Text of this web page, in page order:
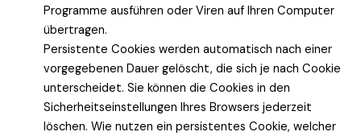
Programme ausführen oder Viren auf Ihren Computer
übertragen.
Persistente Cookies werden automatisch nach einer
vorgegebenen Dauer gelöscht, die sich je nach Cookie
unterscheidet. Sie können die Cookies in den
Sicherheitseinstellungen Ihres Browsers jederzeit
löschen. Wie nutzen ein persistentes Cookie, welcher